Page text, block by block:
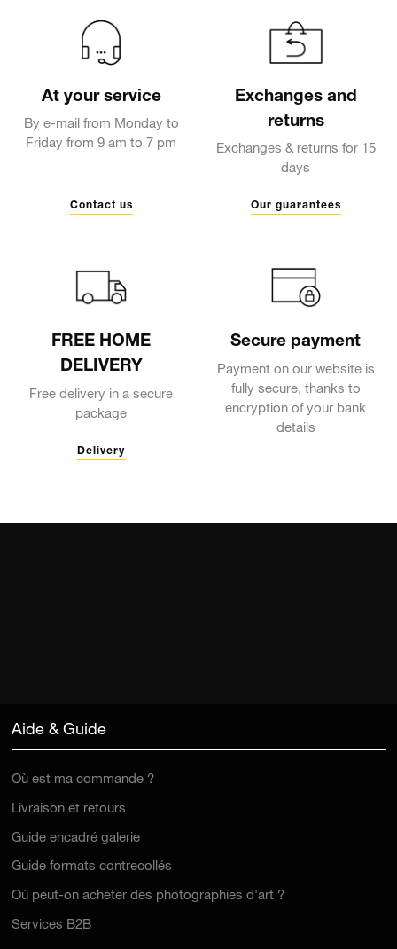
At your service
By e-mail from Monday to
Friday from 9 am to 7 pm
Contact us
Exchanges and
returns
Exchanges & returns for 15
days
Our guarantees
FREE HOME
DELIVERY
Free delivery in a secure
package
Delivery
Secure payment
Payment on our website is
fully secure, thanks to
encryption of your bank
details
Aide & Guide
Où est ma commande ?
Livraison et retours
Guide encadré galerie
Guide formats contrecollés
Où peut-on acheter des photographies d'art ?
Services B2B